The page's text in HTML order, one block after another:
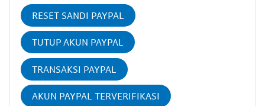
RESET SANDI PAYPAL
TUTUP AKUN PAYPAL
TRANSAKSI PAYPAL
AKUN PAYPAL TERVERIFIKASI